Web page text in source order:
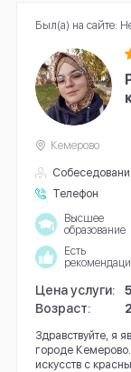
Телефон
Кемерово
Высшее
образование
Есть
Цена услуги:
Возраст:
Здравствуйте, я
городе
искусств с
Был(а) на сайте: